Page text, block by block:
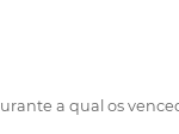
a qual os